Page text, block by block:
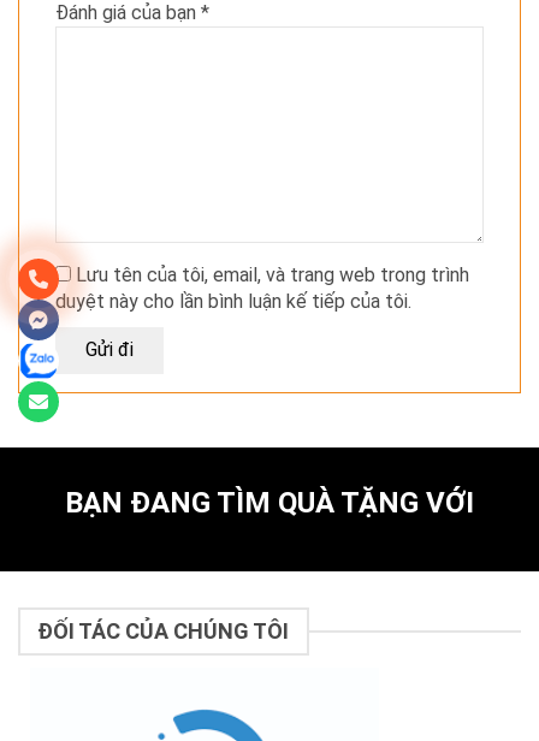
Đánh giá của bạn *
Lưu tên của tôi, email, và trang web trong trình
duyệt này cho lần bình luận kế tiếp của tôi.
BẠN ĐANG TÌM QUÀ TẶNG VỚI
ĐỐI TÁC CỦA CHÚNG TÔI